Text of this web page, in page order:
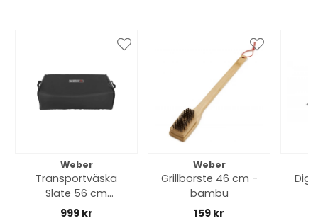
Weber
Transportväska
Slate 56 cm
stekbord - black
999 kr
Weber
Grillborste 46 cm -
bambu
159 kr